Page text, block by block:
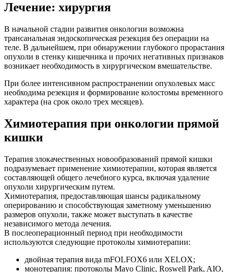
Лечение: хирургия
В начальной стадии развития онкологии возможна
трансанальная эндоскопическая резекция без операции на
теле. В дальнейшем, при обнаружении глубокого прорастания
опухоли в стенку кишечника и прочих негативных признаков
возникает необходимость в хирургическом вмешательстве.
При более интенсивном распространении опухолевых масс
необходима резекция и формирование колостомы временного
характера (на срок около трех месяцев).
Химиотерапия при онкологии прямой
кишки
Терапия злокачественных новообразований прямой кишки
подразумевает применение химиотерапии, которая является
составляющей общего лечебного курса, включая удаление
опухоли хирургическим путем.
Химиотерапия, предоставляющая шансы радикальному
оперированию и способствующая заметному уменьшению
размеров опухоли, также может выступать в качестве
независимого метода лечения.
В послеоперационный период при необходимости
используются следующие протоколы химиотерапии:
двойная терапия вида mFOLFOX6 или XELOX;
монотерапия: протоколы Mayo Clinic, Roswell Park, AIO,